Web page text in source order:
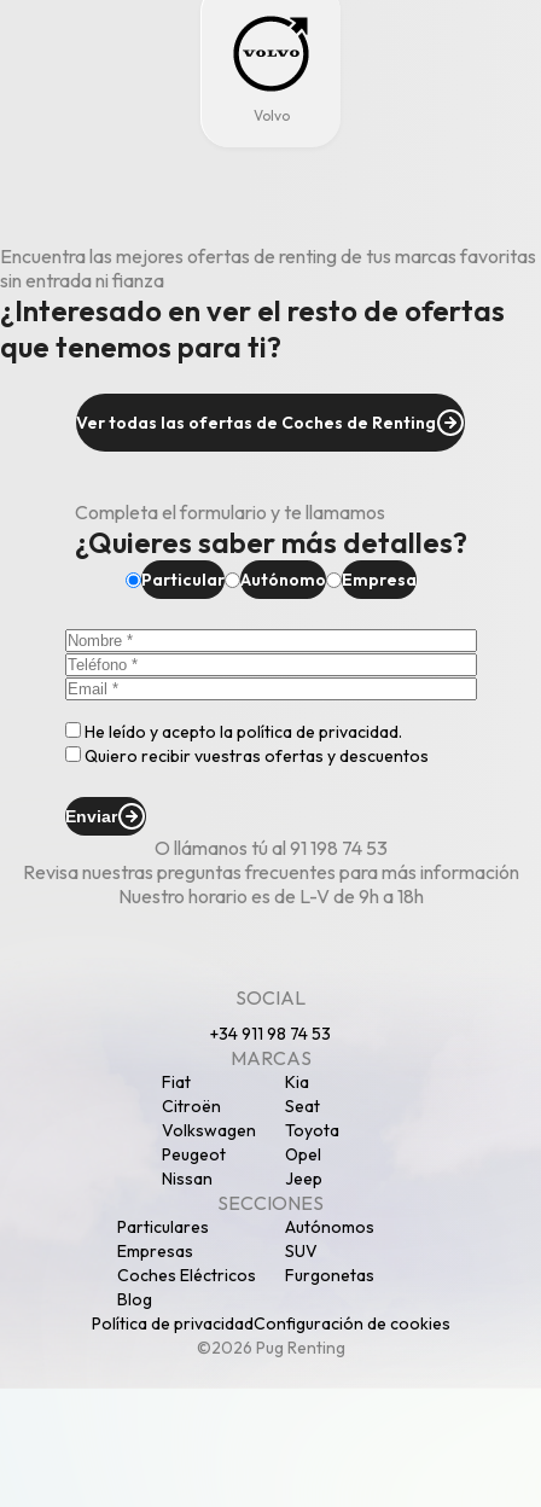
Volvo
Encuentra las mejores ofertas de renting de tus marcas favoritas
sin entrada ni fianza
¿Interesado en ver el resto de ofertas
que tenemos para ti?
Ver todas las ofertas de Coches de Renting
Completa el formulario y te llamamos
¿Quieres saber más detalles?
Particular Autónomo Empresa
He leído y acepto lapolítica de privacidad.
Quiero recibir vuestras ofertas y descuentos
Enviar
O llámanos tú al 91 198 74 53
Revisa nuestras preguntas frecuentes para más información
Nuestro horario es de L-V de 9h a 18h
SOCIAL
+34 911 98 74 53
MARCAS
Fiat
Kia
Citroën
Seat
Volkswagen
Toyota
Peugeot
Opel
Nissan
Jeep
SECCIONES
Particulares
Autónomos
Empresas
SUV
Coches Eléctricos
Furgonetas
Blog
Política de privacidadConfiguración de cookies
©2026 Pug Renting